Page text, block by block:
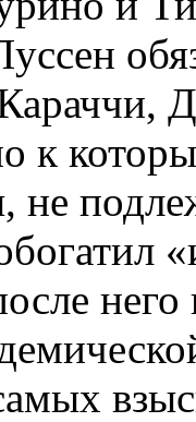
к
не
него